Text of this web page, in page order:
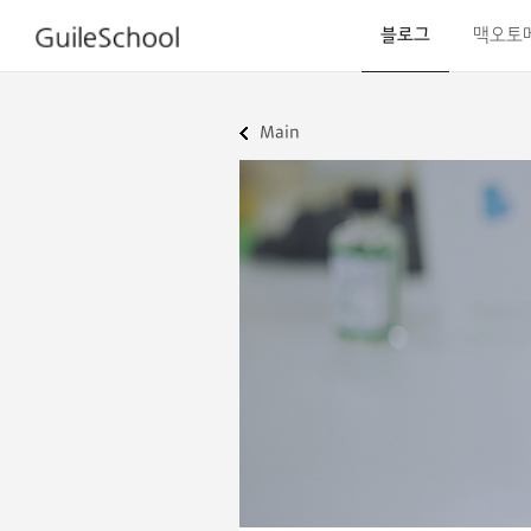
블로그 맥오토
Main